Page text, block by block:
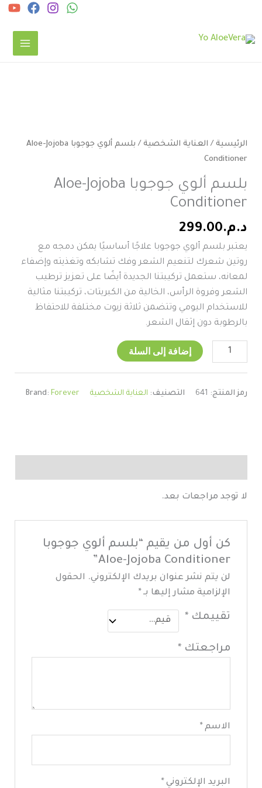
الرئيسية/العناية الشخصية
/ بلسم ألوي جوجوبا Aloe-Jojoba
Conditioner
بلسم ألوي جوجوبا Aloe-Jojoba
Conditioner
د.م.299.00
يعتبر بلسم ألوي جوجوبا علاجًا أساسيًا يمكن دمجه مع
روتين شعرك لتنعيم الشعر وفك تشابكه وتغذيته وإضفاء
لمعانه، ستعمل تركيبتنا الجديدة أيضًا على تعزيز ترطيب
الشعر وفروة الرأس، الخالية من الكبريتات، تركيبتنا مثالية
للاستخدام اليومي وتتضمن ثلاثة زيوت مختلفة للاحتفاظ
بالرطوبة دون إثقال الشعر.
ألوي
جوجوبا
Jojoba
Conditioner
إضافة إلى السلة
رمز المنتج:641 التصنيف:العناية الشخصية Brand:Forever
لا توجد مراجعات بعد.
كن أول من يقيم “بلسم ألوي جوجوبا
Aloe-Jojoba Conditioner”
لن يتم نشر عنوان بريدك الإلكتروني. الحقول
الإلزامية مشار إليها بـ*
تقييمك
مراجعتك
الاسم*
البريد الإلكتروني*